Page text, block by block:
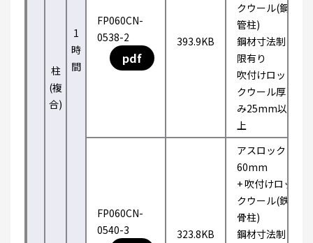
柱
(複
合)
1
時
間
FP060CN-
0538-2
pdf
393.9KB
クウール(鋼
管柱)
鋼材寸法制
限有り
吹付けロッ
クウール厚
み25mm以
上
FP060CN-
0540-3
323.8KB
アスロック
60mm
+ 吹付けロッ
クウール(鉄
骨柱)
鋼材寸法制